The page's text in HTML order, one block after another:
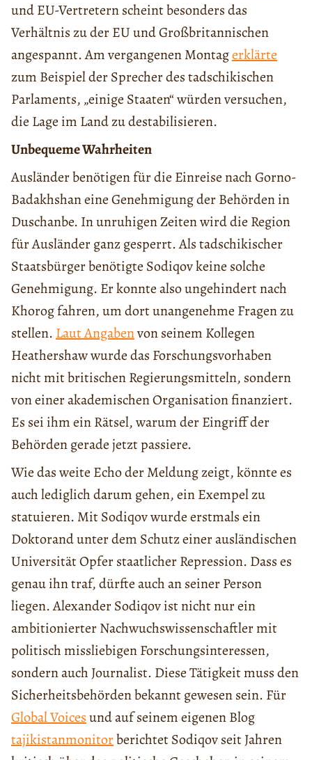
und EU-Vertretern scheint besonders das
Verhältnis zu der EU und Großbritannischen
angespannt. Am vergangenen Montagerklärte
zum Beispiel der Sprecher des tadschikischen
Parlaments, „einige Staaten“ würden versuchen,
die Lage im Land zu destabilisieren.
Unbequeme Wahrheiten
Ausländer benötigen für die Einreise nach Gorno-
Badakhshan eine Genehmigung der Behörden in
Duschanbe. In unruhigen Zeiten wird die Region
für Ausländer ganz gesperrt. Als tadschikischer
Staatsbürger benötigte Sodiqov keine solche
Genehmigung. Er konnte also ungehindert nach
Khorog fahren, um dort unangenehme Fragen zu
stellen. Laut Angabenvon seinem Kollegen
Heathershaw wurde das Forschungsvorhaben
nicht mit britischen Regierungsmitteln, sondern
von einer akademischen Organisation finanziert.
Es sei ihm ein Rätsel, warum der Eingriff der
Behörden gerade jetzt passiere.
Wie das weite Echo der Meldung zeigt, könnte es
auch lediglich darum gehen, ein Exempel zu
statuieren. Mit Sodiqov wurde erstmals ein
Doktorand unter dem Schutz einer ausländischen
Universität Opfer staatlicher Repression. Dass es
genau ihn traf, dürfte auch an seiner Person
liegen. Alexander Sodiqov ist nicht nur ein
ambitionierter Nachwuchswissenschaftler mit
politisch missliebigen Forschungsinteressen,
sondern auch Journalist. Diese Tätigkeit muss den
Sicherheitsbehörden bekannt gewesen sein. Für
Global Voicesund auf seinem eigenen Blog
tajikistanmonitorberichtet Sodiqov seit Jahren